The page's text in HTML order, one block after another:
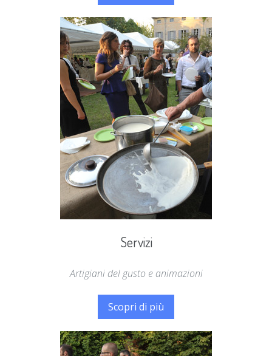
Servizi
Artigiani del gusto e animazioni
Scopri di più